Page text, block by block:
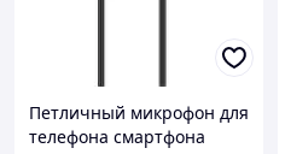
Петличный микрофон для
телефона смартфона